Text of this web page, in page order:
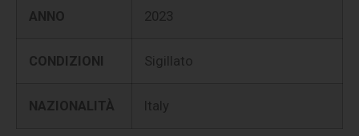
ANNO 2023
CONDIZIONI Sigillato
NAZIONALITÀ Italy